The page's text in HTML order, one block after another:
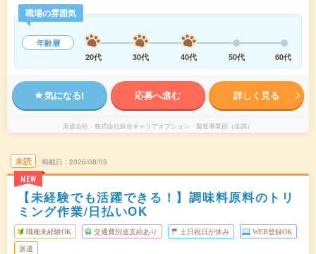
職場の雰囲気
年齢層
20代
30代 40代 50代 60代
気になる! 応募へ進む 詳しく見る
派遣会社 株式会社綜合キャリアオプション 製造事業部（全国）
未読
NEW
掲載日 2026/08/05
【未経験でも活躍できる！】調味料原料のトリ
ミング作業/日払いOK
職種未経験OK 交通費別途支給あり 土日祝日が休み WEB登録OK
派遣